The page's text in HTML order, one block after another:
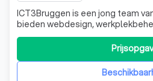
ICT3Bruggen is een jong team
bieden webdesign,
cloudoplossingen. Persoonlijk,